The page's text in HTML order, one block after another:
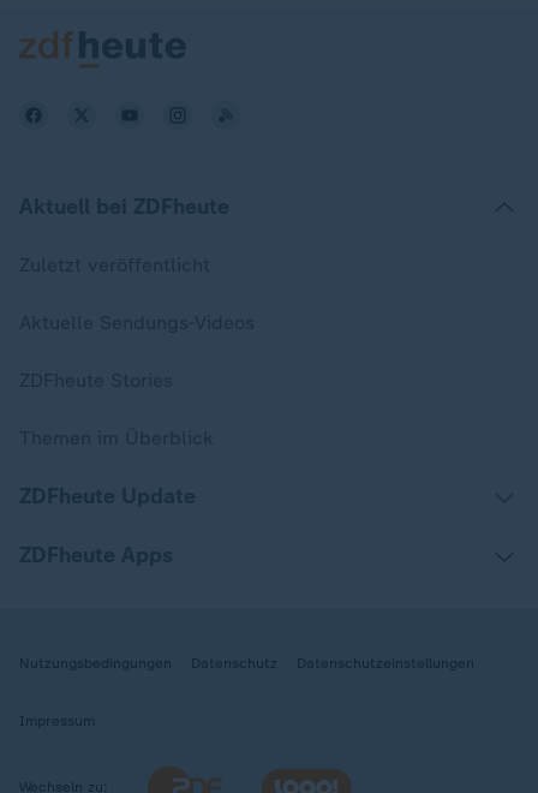
Nutzungsbedingungen Datenschutz Datenschutzeinstellungen
Impressum
Wechseln zu: